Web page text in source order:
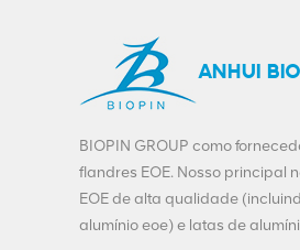
direto da
Beverage
SOT-LOE para
Beer
VIEW DETAILS
ANHUI
BIOPIN GROUP como
flandres EOE. Nosso principal
EOE de alta qualidade
alumínio eoe) e latas de